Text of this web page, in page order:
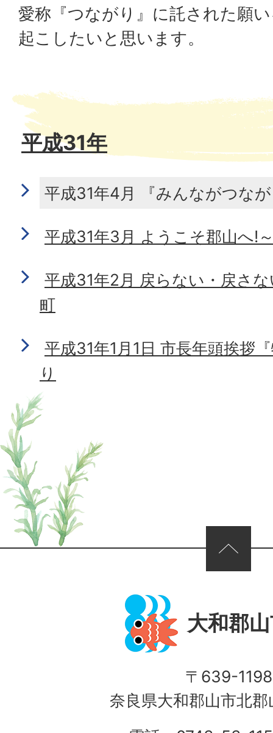
愛称『つながり』に託された願
起こしたいと思います。
平成31年
平成31年4月 『みんながつな
平成31年3月 ようこそ郡山へ!
平成31年2月 戻らない・戻さ
町
平成31年1月1日 市長年頭挨拶
り
ページの先頭へ
大和郡
〒639-1198
奈良県大和郡山市北